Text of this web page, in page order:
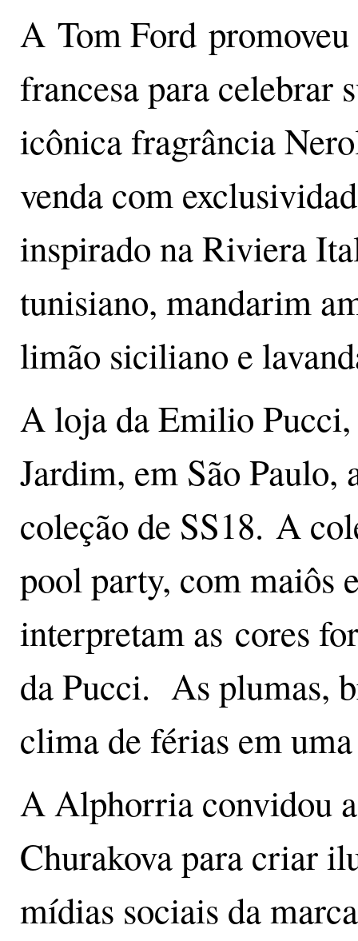
A Tom Ford promoveu
francesa para celebrar
icônica fragrância
venda com
inspirado na Riviera
tunisiano, mandarim
limão siciliano e
A loja da Emilio
Jardim, em São Paulo,
coleção de SS18. A
pool party, com maiôs
interpretam as cores
da Pucci. As plumas,
clima de férias em
A Alphorria convidou
Churakova para criar
mídias sociais da